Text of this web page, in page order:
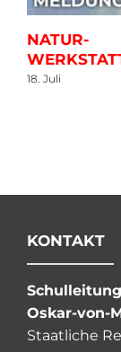
NATUR-
18. Juli
KONTAKT
Oskar-von-
Staatliche